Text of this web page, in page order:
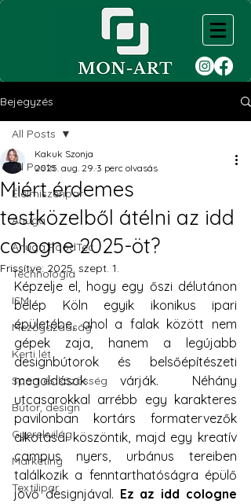
Bejegyzés
All Posts
Élelmiszeripar
Anuga
Anuga FoodTec
Technológia
ISM
Mezőgazdaság
Kerti lét
Sport és közösség
Bútor, design
Gyerekvilág
Marketing
Textilipar
All Posts
Miért érdemes
testközelből átélni az idd
cologne 2025-öt?
Kakuk Szonja
2025. aug. 29. 3 perc olvasás
Frissítve: 2025. szept. 1.
Képzelje el, hogy egy őszi délutánon
belép Köln egyik ikonikus ipari
épületébe, ahol a falak között nem
gépek zaja, hanem a legújabb
designbútorok és belsőépítészeti
megoldások várják. Néhány
utcasarokkal arrébb egy karakteres
pavilonban kortárs formatervezők
alkotásai köszöntik, majd egy kreatív
campus nyers, urbánus tereiben
találkozik a fenntarthatóságra épülő
jövő designjával. Ez az idd cologne